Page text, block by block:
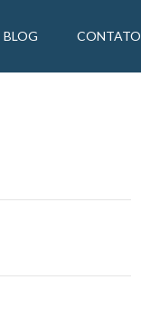
BLOG CONTATO